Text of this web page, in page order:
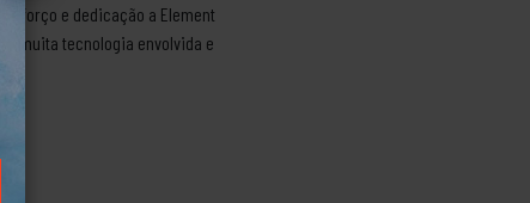
e dedicação a Element
muita tecnologia envolvida e